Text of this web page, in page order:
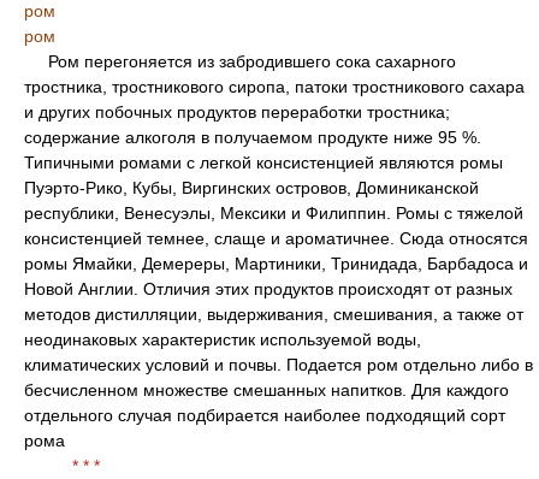
ром
ром
Ром перегоняется из забродившего сока сахарного
тростника, тростникового сиропа, патоки тростникового сахара
и других побочных продуктов переработки тростника;
содержание алкоголя в получаемом продукте ниже 95 %.
Типичными ромами с легкой консистенцией являются ромы
Пуэрто-Рико, Кубы, Виргинских островов, Доминиканской
республики, Венесуэлы, Мексики и Филиппин. Ромы с тяжелой
консистенцией темнее, слаще и ароматичнее. Сюда относятся
ромы Ямайки, Демереры, Мартиники, Тринидада, Барбадоса и
Новой Англии. Отличия этих продуктов происходят от разных
методов дистилляции, выдерживания, смешивания, а также от
неодинаковых характеристик используемой воды,
климатических условий и почвы. Подается ром отдельно либо в
бесчисленном множестве смешанных напитков. Для каждого
отдельного случая подбирается наиболее подходящий сорт
рома
* * *